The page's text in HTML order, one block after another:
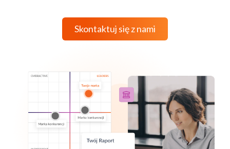
Skontaktuj się z nami